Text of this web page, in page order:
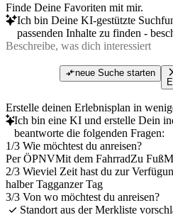
Finde Deine Favoriten mit mir.
Ich bin Deine KI-gestützte
passenden Inhalte zu finden -
neue Suche starten
Erstelle deinen Erlebnisplan in
Ich bin eine KI und erstelle Dein
beantworte die folgenden Fragen:
1/3 Wie möchtest du anreisen?
Per ÖPNVMit dem FahrradZu Fuß
2/3 Wieviel Zeit hast du zur
halber Tagganzer Tag
3/3 Von wo möchtest du anreisen?
Standort aus der Merkliste